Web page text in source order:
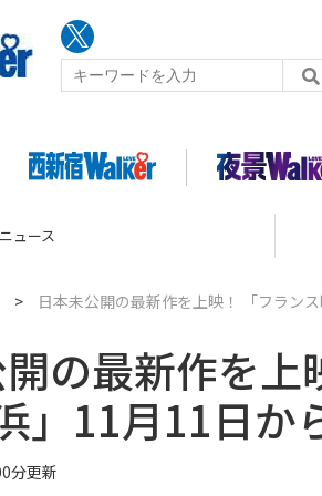
ニュース
> 日本未公開の最新作を上映！ 「フラン
の最新作を
」11月11日か
分更新